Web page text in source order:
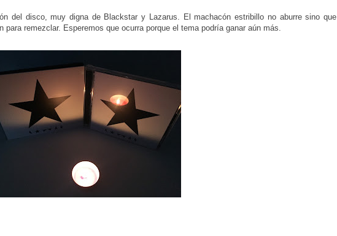
del disco, muy digna de Blackstar y Lazarus. El machacón estribillo no aburre sino que
para remezclar. Esperemos que ocurra porque el tema podría ganar aún más.